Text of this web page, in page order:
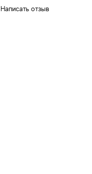
Написать отзыв